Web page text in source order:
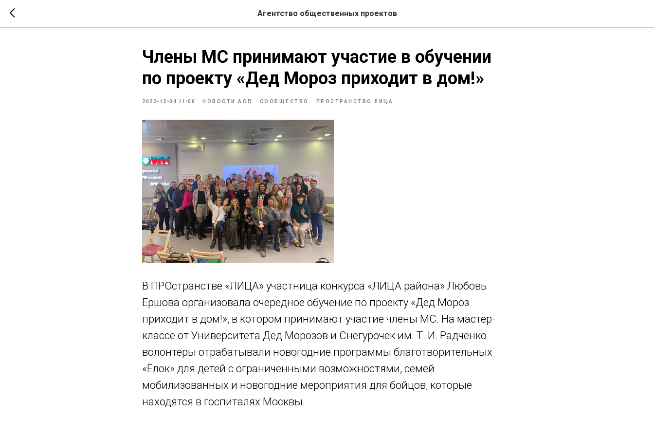
Агентство общественных проектов
Члены МС принимают участие в обучении
по проекту «Дед Мороз приходит в дом!»
2022-12-04 11:00 НОВОСТИ АОП СООБЩЕСТВО ПРОСТРАНСТВО ЛИЦА
В ПРОстранстве «ЛИЦА» участница конкурса «ЛИЦА района» Любовь
Ершова организовала очередное обучение по проекту «Дед Мороз
приходит в дом!», в котором принимают участие члены МС. На мастер-
классе от Университета Дед Морозов и Снегурочек им. Т. И. Радченко
волонтеры отрабатывали новогодние программы благотворительных
«Ёлок» для детей с ограниченными возможностями, семей
мобилизованных и новогодние мероприятия для бойцов, которые
находятся в госпиталях Москвы.